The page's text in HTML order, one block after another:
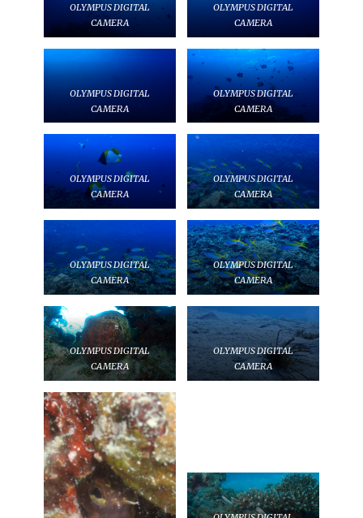
OLYMPUS DIGITAL
CAMERA
OLYMPUS DIGITAL
CAMERA
OLYMPUS DIGITAL
CAMERA
OLYMPUS DIGITAL
CAMERA
OLYMPUS DIGITAL
CAMERA
OLYMPUS DIGITAL
CAMERA
OLYMPUS DIGITAL
CAMERA
OLYMPUS DIGITAL
CAMERA
OLYMPUS DIGITAL
CAMERA
OLYMPUS DIGITAL
CAMERA